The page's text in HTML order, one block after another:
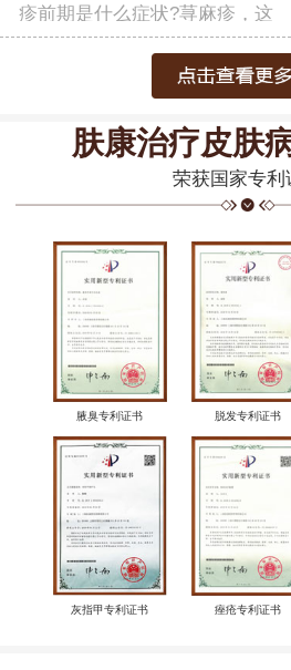
疹前期是什么症状?荨麻疹，这
一常……【详细】
肤康治疗皮肤
荣获国家专利
腋臭专利证书 脱发专利证书
灰指甲专利证书 痤疮专利证书